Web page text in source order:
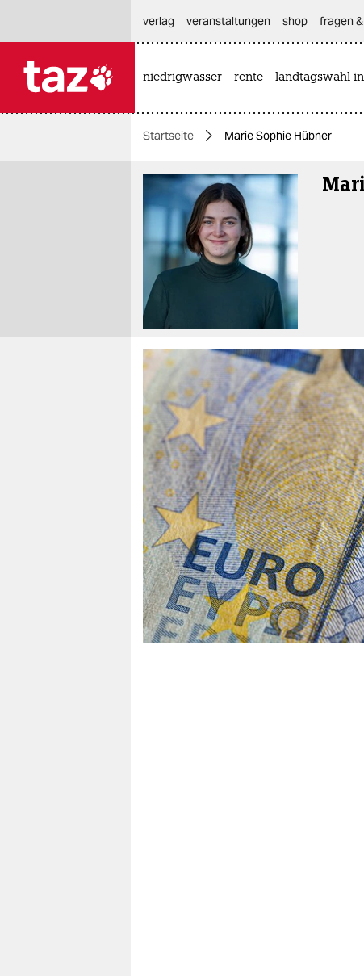
themen
politik
öko
gesellschaft
kultur
sport
berlin
nord
wahrheit
verlag
verlag
veranstaltungen
shop
fragen & hilfe
unterstützen
verlag
veranstaltungen shop fragen
niedrigwasser rente landtagswahl
Startseite Marie Sophie Hübner